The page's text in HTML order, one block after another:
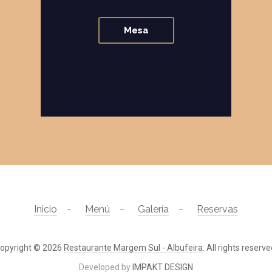
Mesa
Inicio Menú Galería Reservas
© 2026 Restaurante Margem Sul - Albufeira . All rights
Developed by IMPAKT DESIGN